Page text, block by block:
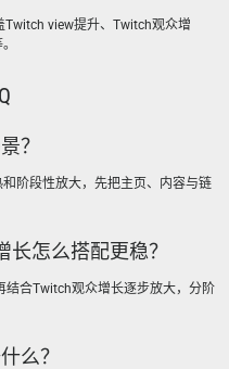
view提升、Twitch观众增
？
阶段性放大，先把主页、内容与链
长怎么搭配更稳？
结合Twitch观众增长逐步放大，分阶
么？